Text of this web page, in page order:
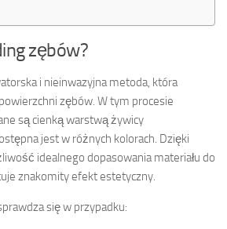
zębów?
i nieinwazyjna metoda, która
zębów. W tym procesie
są cienką warstwą żywicy
jest w różnych kolorach. Dzięki
idealnego dopasowania materiału do
znakomity efekt estetyczny.
się w przypadku: